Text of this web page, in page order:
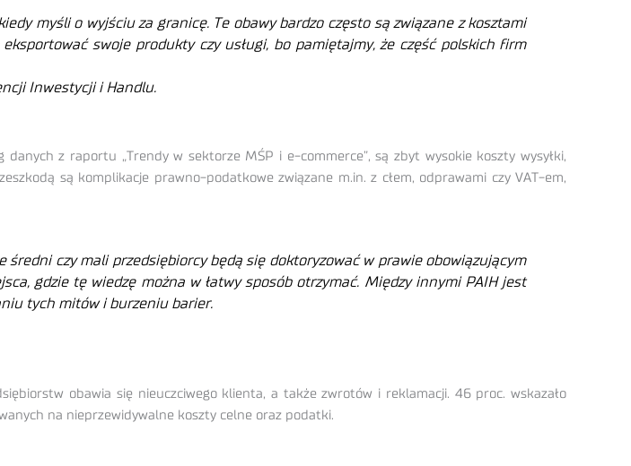
myśli o wyjściu za granicę. Te obawy bardzo często są związane z kosztami
swoje produkty czy usługi, bo pamiętajmy, że część polskich firm
Inwestycji i Handlu.
z raportu „Trendy w sektorze MŚP i e-commerce”, są zbyt wysokie koszty wysyłki,
są komplikacje prawno-podatkowe związane m.in. z cłem, odprawami czy VAT-em,
czy mali przedsiębiorcy będą się doktoryzować w prawie obowiązującym
gdzie tę wiedzę można w łatwy sposób otrzymać. Między innymi PAIH jest
tych mitów i burzeniu barier.
obawia się nieuczciwego klienta, a także zwrotów i reklamacji. 46 proc. wskazało
na nieprzewidywalne koszty celne oraz podatki.